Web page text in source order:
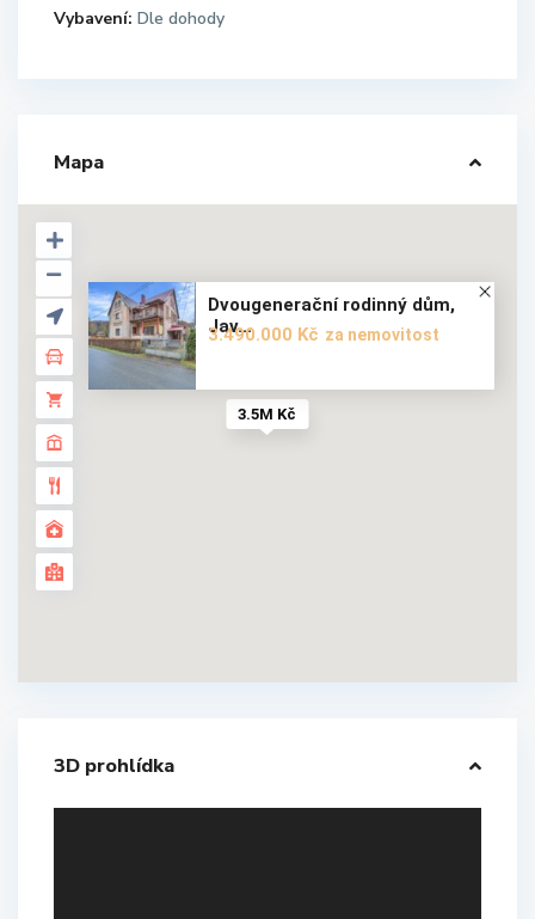
Vybavení: Dle dohody
Mapa
3.5M Kč
Dvougenerační rodinný dům,
Jav...
3.490.000 Kč za nemovitost
3D prohlídka